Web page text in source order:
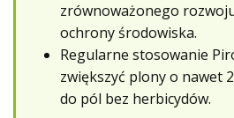
zrównoważonego
ochrony środowiska.
Regularne stosowanie
zwiększyć plony o nawet
do pól bez herbicydów.